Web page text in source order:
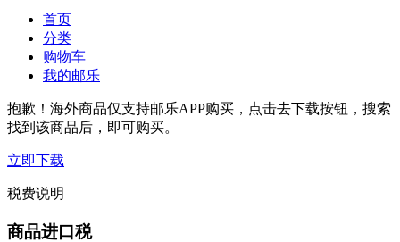
首页
分类
购物车
我的邮乐
抱歉！海外商品仅支持邮乐APP购买，点击去下载按钮，搜索
找到该商品后，即可购买。
立即下载
税费说明
商品进口税